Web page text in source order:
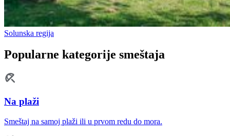
Solunska regija
Popularne kategorije smeštaja
Na plaži
Smeštaj na samoj plaži ili u prvom redu do mora.